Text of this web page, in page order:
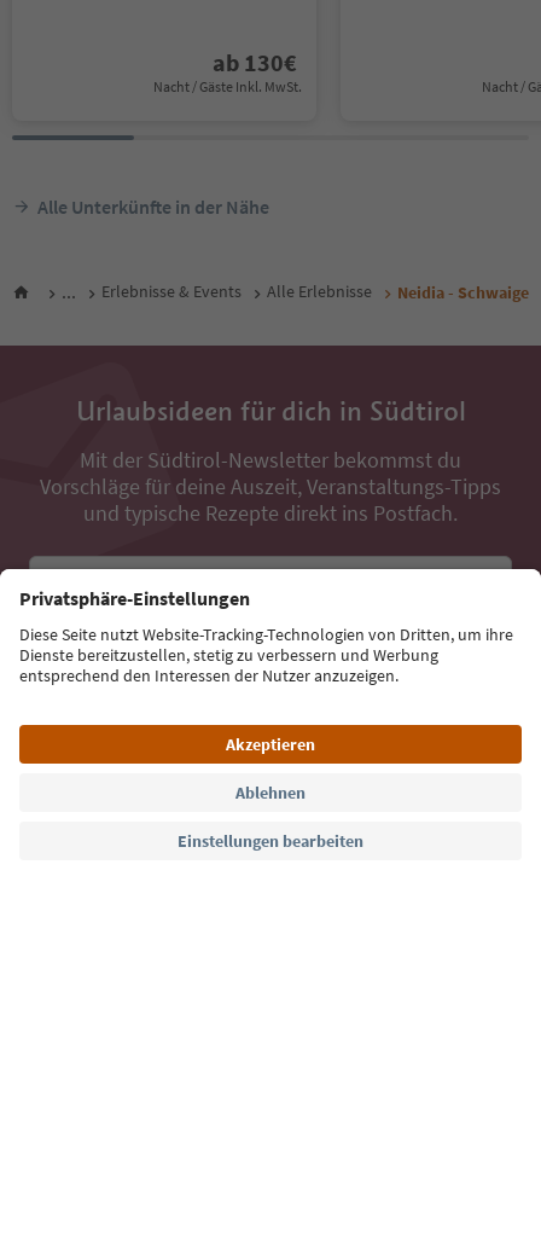
ab 130€
Nacht / Gäste Inkl. MwSt. Nacht /
Alle Unterkünfte in der Nähe
... Erlebnisse & Events Alle Erlebnisse Neidia - Schwaige
Urlaubsideen für dich in Südtirol
Mit der Südtirol-Newsletter bekommst du
Vorschläge für deine Auszeit, Veranstaltungs-Tipps
und typische Rezepte direkt ins Postfach.
Jetzt anmelden